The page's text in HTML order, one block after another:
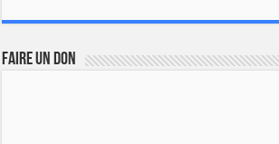
FAIRE UN DON